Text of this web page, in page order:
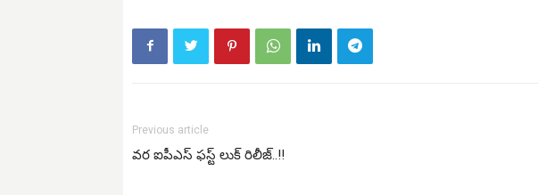
Previous article
వర ఐపీఎస్ ఫస్ట్ లుక్ రిలీజ్..!!